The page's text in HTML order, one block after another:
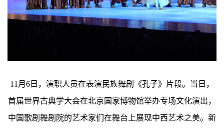
11月6日，演职人员在表演民族舞剧《孔子》片段。当日，
首届世界古典学大会在北京国家博物馆举办专场文化演出，
中国歌剧舞剧院的艺术家们在舞台上展现中西艺术之美。新